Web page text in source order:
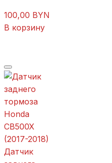
CB500
X
2018)
100,00 BYN
В корзину
Датчик